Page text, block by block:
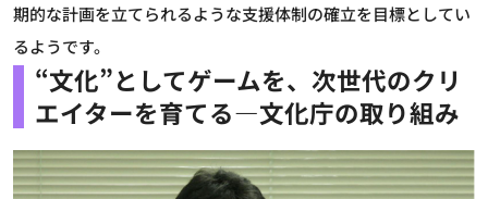
期的な計画を立てられるような支援体制の確立を目標としてい
るようです。
“文化”としてゲームを、次世代のクリ
エイターを育てる―文化庁の取り組み